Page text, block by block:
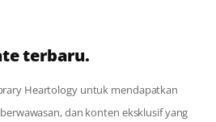
terbaru.
Heartology untuk mendapatkan
dan konten eksklusif yang